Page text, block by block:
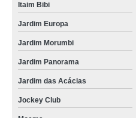
Itaim Bibi
Jardim Europa
Jardim Morumbi
Jardim Panorama
Jardim das Acácias
Jockey Club